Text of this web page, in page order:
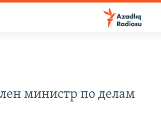
министр по делам